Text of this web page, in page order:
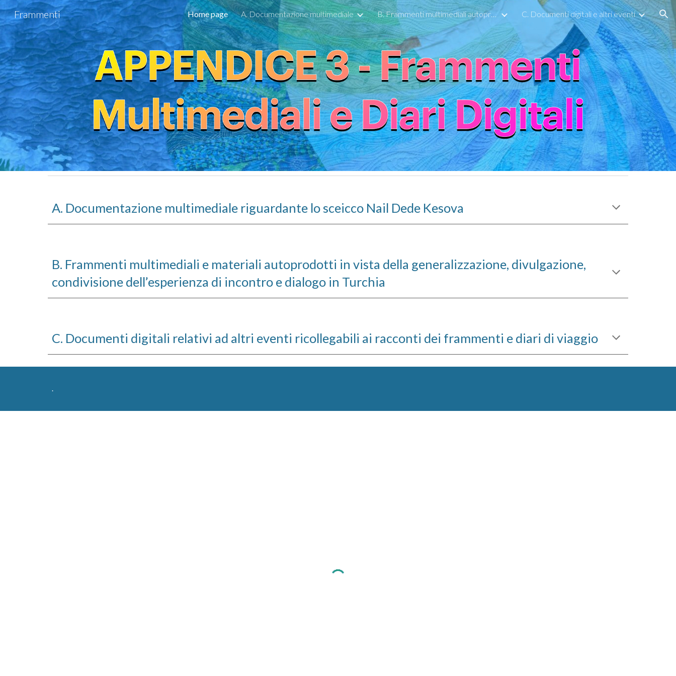
Skip to main content Skip to navigation
Frammenti Home page A. Documentazione multimediale B. Frammenti multimediali autoprodotti C. Documenti digitali e altri eventi
A. Documentazione multimediale riguardante lo sceicco Nail Dede Kesova
B. Frammenti multimediali e materiali autoprodotti in vista della generalizzazione, divulgazione,
condivisione dell’esperienza di incontro e dialogo in Turchia
C. Documenti digitali relativi ad altri eventi ricollegabili ai racconti dei frammenti e diari di viaggio
.